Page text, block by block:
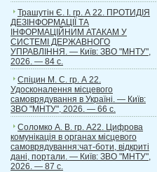
Трашутін Є. І. гр. А 22. ПРОТИДІЯ
ДЕЗІНФОРМАЦІЇ ТА
ІНФОРМАЦІЙНИМ АТАКАМ У
СИСТЕМІ ДЕРЖАВНОГО
УПРАВЛІННЯ. — Київ: ЗВО "МНТУ",
2026. — 84 с.
Спіцин М. С. гр. А 22.
Удосконалення місцевого
самоврядування в Україні. — Київ:
ЗВО "МНТУ", 2026. — 66 с.
Соломко А. В. гр. А22. Цифрова
комунікація в органах місцевого
самоврядування:чат-боти, відкриті
дані, портали. — Київ: ЗВО "МНТУ",
2026. — 87 с.